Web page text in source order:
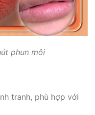
phun môi
tranh, phù hợp với